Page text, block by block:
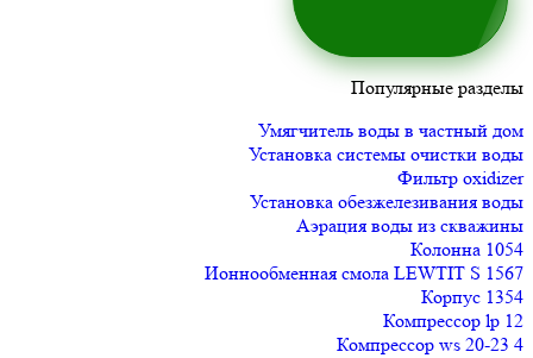
Популярные разделы
Умягчитель воды в частный дом
Установка системы очистки воды
Фильтр oxidizer
Установка обезжелезивания воды
Аэрация воды из скважины
Колонна 1054
Ионнообменная смола LEWTIT S 1567
Корпус 1354
Компрессор lp 12
Компрессор ws 20-23 4